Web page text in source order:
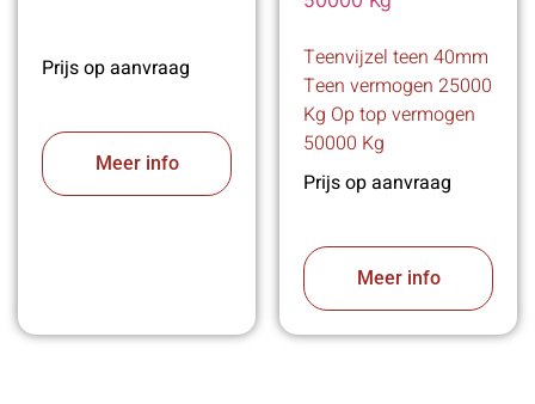
Prijs op aanvraag
Meer info
Teenvijzel teen 40mm
Teen vermogen 25000
Kg Op top vermogen
50000 Kg
Prijs op aanvraag
Meer info